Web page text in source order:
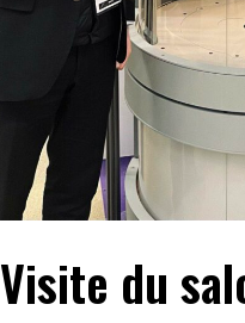
Visite du